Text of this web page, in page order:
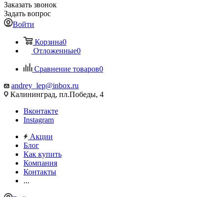
Заказать звонок
Задать вопрос
Войти
Корзина0
Отложенные0
Сравнение товаров0
andrey_lep@inbox.ru
Калининград, пл.Победы, 4
Вконтакте
Instagram
Акции
Блог
Как купить
Компания
Контакты
...